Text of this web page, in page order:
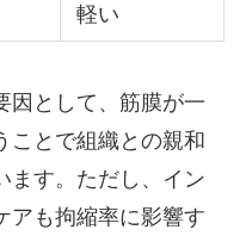
軽い
因として、筋膜が一
ことで組織との親和
ます。ただし、イン
アも拘縮率に影響す